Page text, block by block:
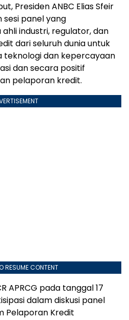
Presiden ANBC Elias Sfeir
panel yang
industri, regulator, dan
dari seluruh dunia untuk
teknologi dan kepercayaan
dan secara positif
pelaporan kredit.
RESUME CONTENT
APRCG pada tanggal 17
dalam diskusi panel
Pelaporan Kredit